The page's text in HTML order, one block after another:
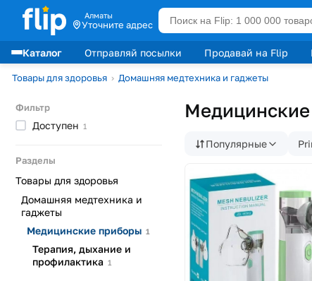
Алматы
Уточните адрес
Каталог Отправляй посылки Продавай на Flip
Лидеры продаж
Товары для здоровья › Домашняя медтехника и гаджеты
Фильтр
Доступен 1
Разделы
Товары для здоровья
Домашняя медтехника и
гаджеты
Медицинские приборы 1
Терапия, дыхание и
профилактика 1
Популярные